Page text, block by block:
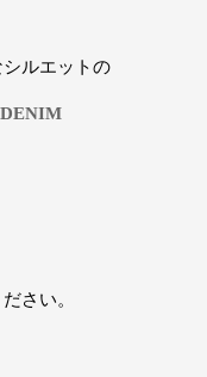
ルエットの
さい。